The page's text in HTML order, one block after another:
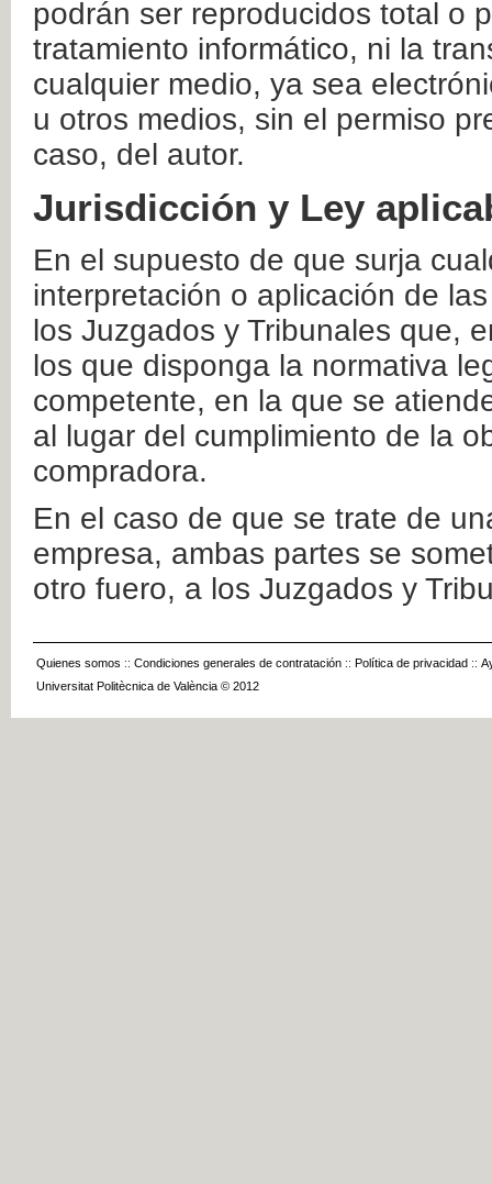
podrán ser reproducidos total o
tratamiento informático, ni la
cualquier medio, ya sea
u otros medios, sin el permiso
caso, del autor.
Jurisdicción y Ley
En el supuesto de que surja
interpretación o aplicación de
los Juzgados y Tribunales que,
los que disponga la normativa
competente, en la que se
al lugar del cumplimiento de la
compradora.
En el caso de que se trate de
empresa, ambas partes se
otro fuero, a los Juzgados y
Quienes somos :: Condiciones generales de contratación :: Política de privacidad ::
Universitat Politècnica de València © 2012